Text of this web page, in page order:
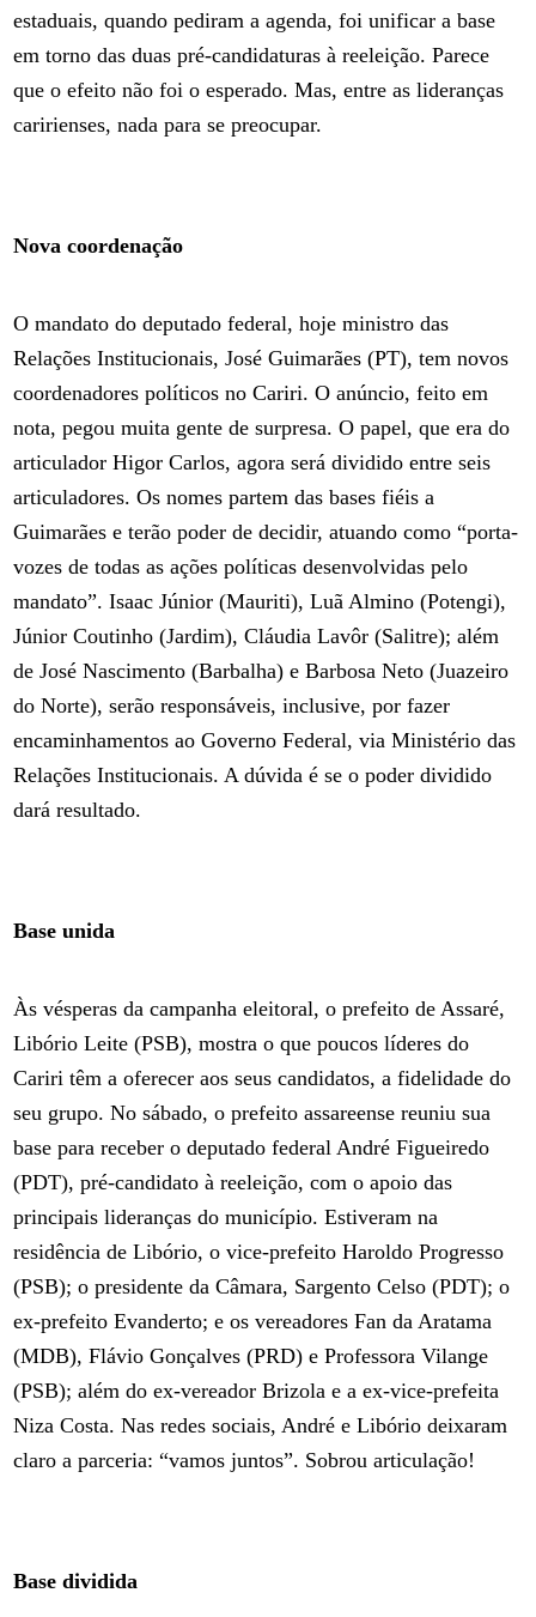
estaduais, quando pediram a agenda, foi unificar a base
em torno das duas pré-candidaturas à reeleição. Parece
que o efeito não foi o esperado. Mas, entre as lideranças
caririenses, nada para se preocupar.
Nova coordenação
O mandato do deputado federal, hoje ministro das
Relações Institucionais, José Guimarães (PT), tem novos
coordenadores políticos no Cariri. O anúncio, feito em
nota, pegou muita gente de surpresa. O papel, que era do
articulador Higor Carlos, agora será dividido entre seis
articuladores. Os nomes partem das bases fiéis a
Guimarães e terão poder de decidir, atuando como “porta-
vozes de todas as ações políticas desenvolvidas pelo
mandato”. Isaac Júnior (Mauriti), Luã Almino (Potengi),
Júnior Coutinho (Jardim), Cláudia Lavôr (Salitre); além
de José Nascimento (Barbalha) e Barbosa Neto (Juazeiro
do Norte), serão responsáveis, inclusive, por fazer
encaminhamentos ao Governo Federal, via Ministério das
Relações Institucionais. A dúvida é se o poder dividido
dará resultado.
Base unida
Às vésperas da campanha eleitoral, o prefeito de Assaré,
Libório Leite (PSB), mostra o que poucos líderes do
Cariri têm a oferecer aos seus candidatos, a fidelidade do
seu grupo. No sábado, o prefeito assareense reuniu sua
base para receber o deputado federal André Figueiredo
(PDT), pré-candidato à reeleição, com o apoio das
principais lideranças do município. Estiveram na
residência de Libório, o vice-prefeito Haroldo Progresso
(PSB); o presidente da Câmara, Sargento Celso (PDT); o
ex-prefeito Evanderto; e os vereadores Fan da Aratama
(MDB), Flávio Gonçalves (PRD) e Professora Vilange
(PSB); além do ex-vereador Brizola e a ex-vice-prefeita
Niza Costa. Nas redes sociais, André e Libório deixaram
claro a parceria: “vamos juntos”. Sobrou articulação!
Base dividida